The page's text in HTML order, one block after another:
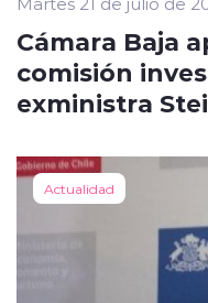
Cámara Baja
comisión
exministra
Actualidad